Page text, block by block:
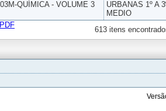
QUÍMICA - VOLUME 3
URBANAS 1º A
MEDIO
613 itens
PDF